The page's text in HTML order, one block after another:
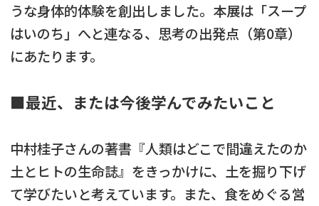
うな身体的体験を創出しました。本展は「スープ
はいのち」へと連なる、思考の出発点（第0章）
にあたります。
■最近、または今後学んでみたいこと
中村桂子さんの著書『人類はどこで間違えたのか
土とヒトの生命誌』をきっかけに、土を掘り下げ
て学びたいと考えています。また、食をめぐる営